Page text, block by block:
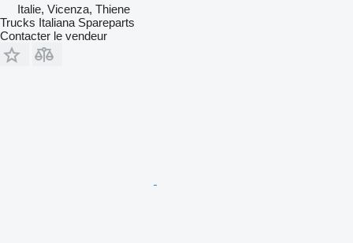
Italie, Vicenza, Thiene
Trucks Italiana Spareparts
Contacter le vendeur